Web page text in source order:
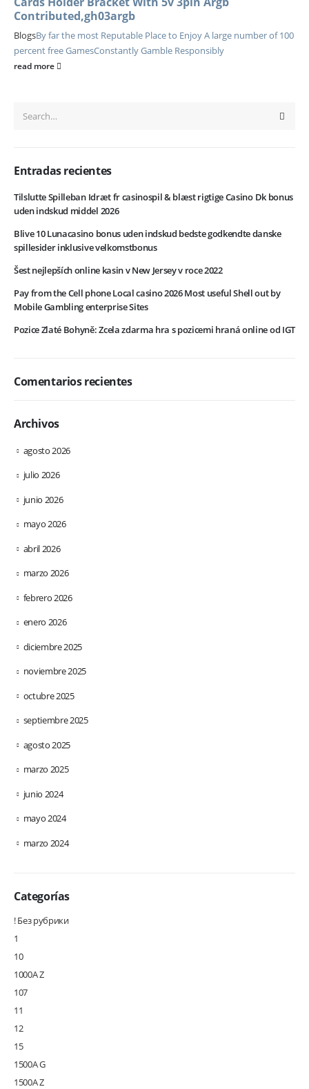
Contributed,gh03argb
BlogsBy far the most Reputable Place to Enjoy A large number of 100
percent free GamesConstantly Gamble Responsibly
read more
Entradas recientes
Tilslutte Spilleban Idræt fr casinospil & blæst rigtige Casino Dk bonus
uden indskud middel 2026
Blive 10 Lunacasino bonus uden indskud bedste godkendte danske
spillesider inklusive velkomstbonus
Šest nejlepších online kasin v New Jersey v roce 2022
Pay from the Cell phone Local casino 2026 Most useful Shell out by
Mobile Gambling enterprise Sites
Pozice Zlaté Bohyně: Zcela zdarma hra s pozicemi hraná online od IGT
Comentarios recientes
Archivos
agosto 2026
julio 2026
junio 2026
mayo 2026
abril 2026
marzo 2026
febrero 2026
enero 2026
diciembre 2025
noviembre 2025
octubre 2025
septiembre 2025
agosto 2025
marzo 2025
junio 2024
mayo 2024
marzo 2024
Categorías
! Без рубрики
1
10
1000A Z
107
11
12
15
1500A G
1500A Z